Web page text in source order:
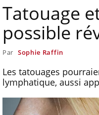
Tatouage
possible
Par Sophie Raffin
Les tatouages
lymphatique, aussi